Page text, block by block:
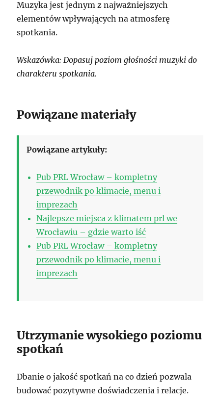
Muzyka jest jednym z najważniejszych
elementów wpływających na atmosferę
spotkania.
Wskazówka: Dopasuj poziom głośności muzyki do
charakteru spotkania.
Powiązane materiały
Powiązane artykuły:
Pub PRL Wrocław – kompletny
przewodnik po klimacie, menu i
imprezach
Najlepsze miejsca z klimatem prl we
Wrocławiu – gdzie warto iść
Pub PRL Wrocław – kompletny
przewodnik po klimacie, menu i
imprezach
Utrzymanie wysokiego poziomu
spotkań
Dbanie o jakość spotkań na co dzień pozwala
budować pozytywne doświadczenia i relacje.